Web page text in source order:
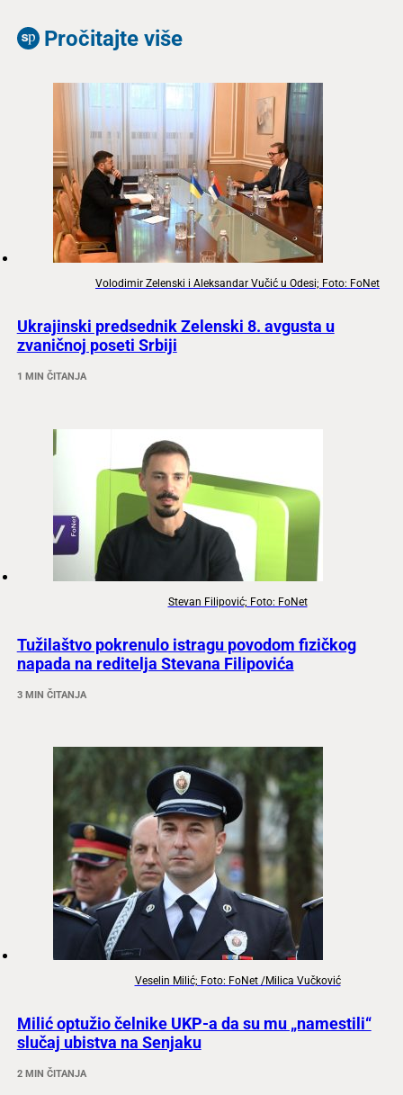
Pročitajte više
Volodimir Zelenski i Aleksandar Vučić u Odesi; Foto: FoNet
Ukrajinski predsednik Zelenski 8. avgusta u
zvaničnoj poseti Srbiji
1 MIN ČITANJA
Stevan Filipović; Foto: FoNet
Tužilaštvo pokrenulo istragu povodom fizičkog
napada na reditelja Stevana Filipovića
3 MIN ČITANJA
Veselin Milić; Foto: FoNet /Milica Vučković
Milić optužio čelnike UKP-a da su mu „namestili“
slučaj ubistva na Senjaku
2 MIN ČITANJA